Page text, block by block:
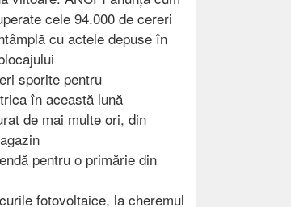
cele 94.000 de cereri
cu actele depuse în
sporite pentru
în această lună
de mai multe ori, din
pentru o primărie din
fotovoltaice, la cheremul